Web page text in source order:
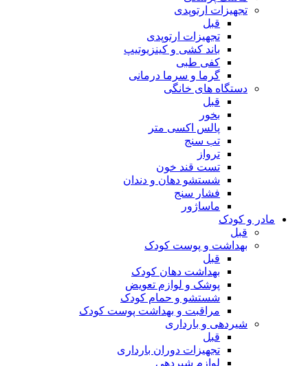
تجهیزات ارتوپدی
قبل
تجهیزات ارتوپدی
باند کشی و کینزیوتیپ
کفی طبی
گرما و سرما درمانی
دستگاه های خانگی
قبل
بخور
پالس اکسی متر
تب سنج
ترواز
تست قند خون
شستشو دهان و دندان
فشار سنج
ماساژور
مادر و کودک
قبل
بهداشت و پوست کودک
قبل
بهداشت دهان کودک
پوشک و لوازم تعویض
شستشو و حمام کودک
مراقبت و بهداشت پوست کودک
شیردهی و بارداری
قبل
تجهیزات دوران بارداری
لوازم شیردهی